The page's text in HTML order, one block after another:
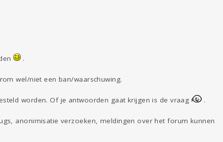
.
wel/niet een ban/waarschuwing.
worden. Of je antwoorden gaat krijgen is de vraag .
anonimisatie verzoeken, meldingen over het forum kunnen